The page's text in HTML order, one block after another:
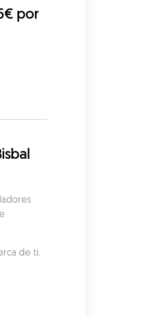
por
de ti.